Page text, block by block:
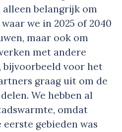
belangrijk om
we in 2025 of 2040
maar ook om
met andere
bijvoorbeeld voor het
graag uit om de
We hebben al
omdat
gebieden was